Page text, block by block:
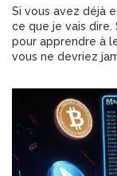
Si vous avez déjà
ce que je vais dire.
pour apprendre à
vous ne devriez